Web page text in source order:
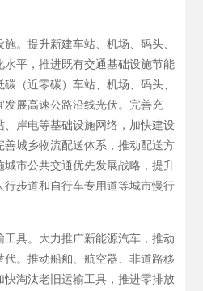
施。提升新建车站、机场、码头、
平，推进既有交通基础设施节能
（近零碳）车站、机场、码头、
展高速公路沿线光伏。完善充
、岸电等基础设施网络，加快建设
城乡物流配送体系，推动配送方
市公共交通优先发展战略，提升
步道和自行车专用道等城市慢行
工具。大力推广新能源汽车，推动
。推动船舶、航空器、非道路移
淘汰老旧运输工具，推进零排放